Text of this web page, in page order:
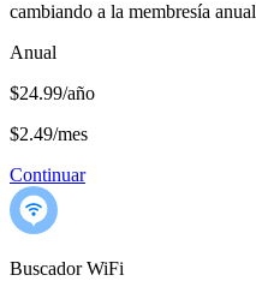
cambiando a la membresía anual
Anual
$24.99/año
$2.49/mes
Continuar
Buscador WiFi